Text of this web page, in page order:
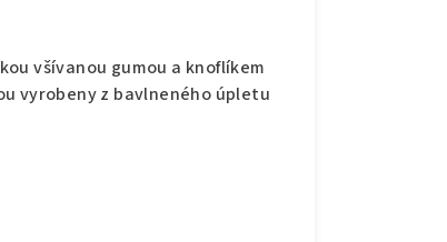
všívanou gumou a knoflíkem
vyrobeny z bavlneného úpletu